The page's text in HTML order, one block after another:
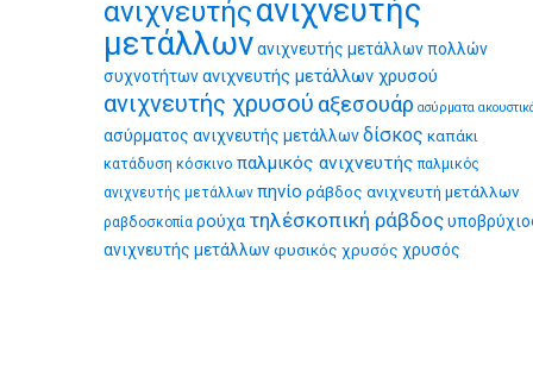
ανιχνευτήςανιχνευτής
μετάλλωνανιχνευτής μετάλλων πολλών
συχνοτήτωνανιχνευτής μετάλλων χρυσού
ανιχνευτής χρυσού αξεσουάρ ασύρματα
ασύρματος ανιχνευτής μετάλλωνδίσκος καπάκι
κατάδυση κόσκινο παλμικός ανιχνευτής παλμικός
ανιχνευτής μετάλλων πηνίο ράβδος ανιχνευτή μετάλλων
ραβδοσκοπία ρούχα τηλέσκοπική ράβδος
ανιχνευτής μετάλλωνφυσικός χρυσός χρυσός